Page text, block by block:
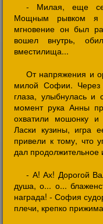
- Милая, еще
Мощным рывком я
мгновение он был
вошел внутрь,
вместилища...
От напряжения и
милой Софии. Через
глаза, улыбнулась и
момент рука Анны
охватили мошонку
Ласки кузины, игра
привели к тому, что
дал продолжительное
- А! Ах! Дорогой
душа, о... о...
награда! - София
плечи, крепко